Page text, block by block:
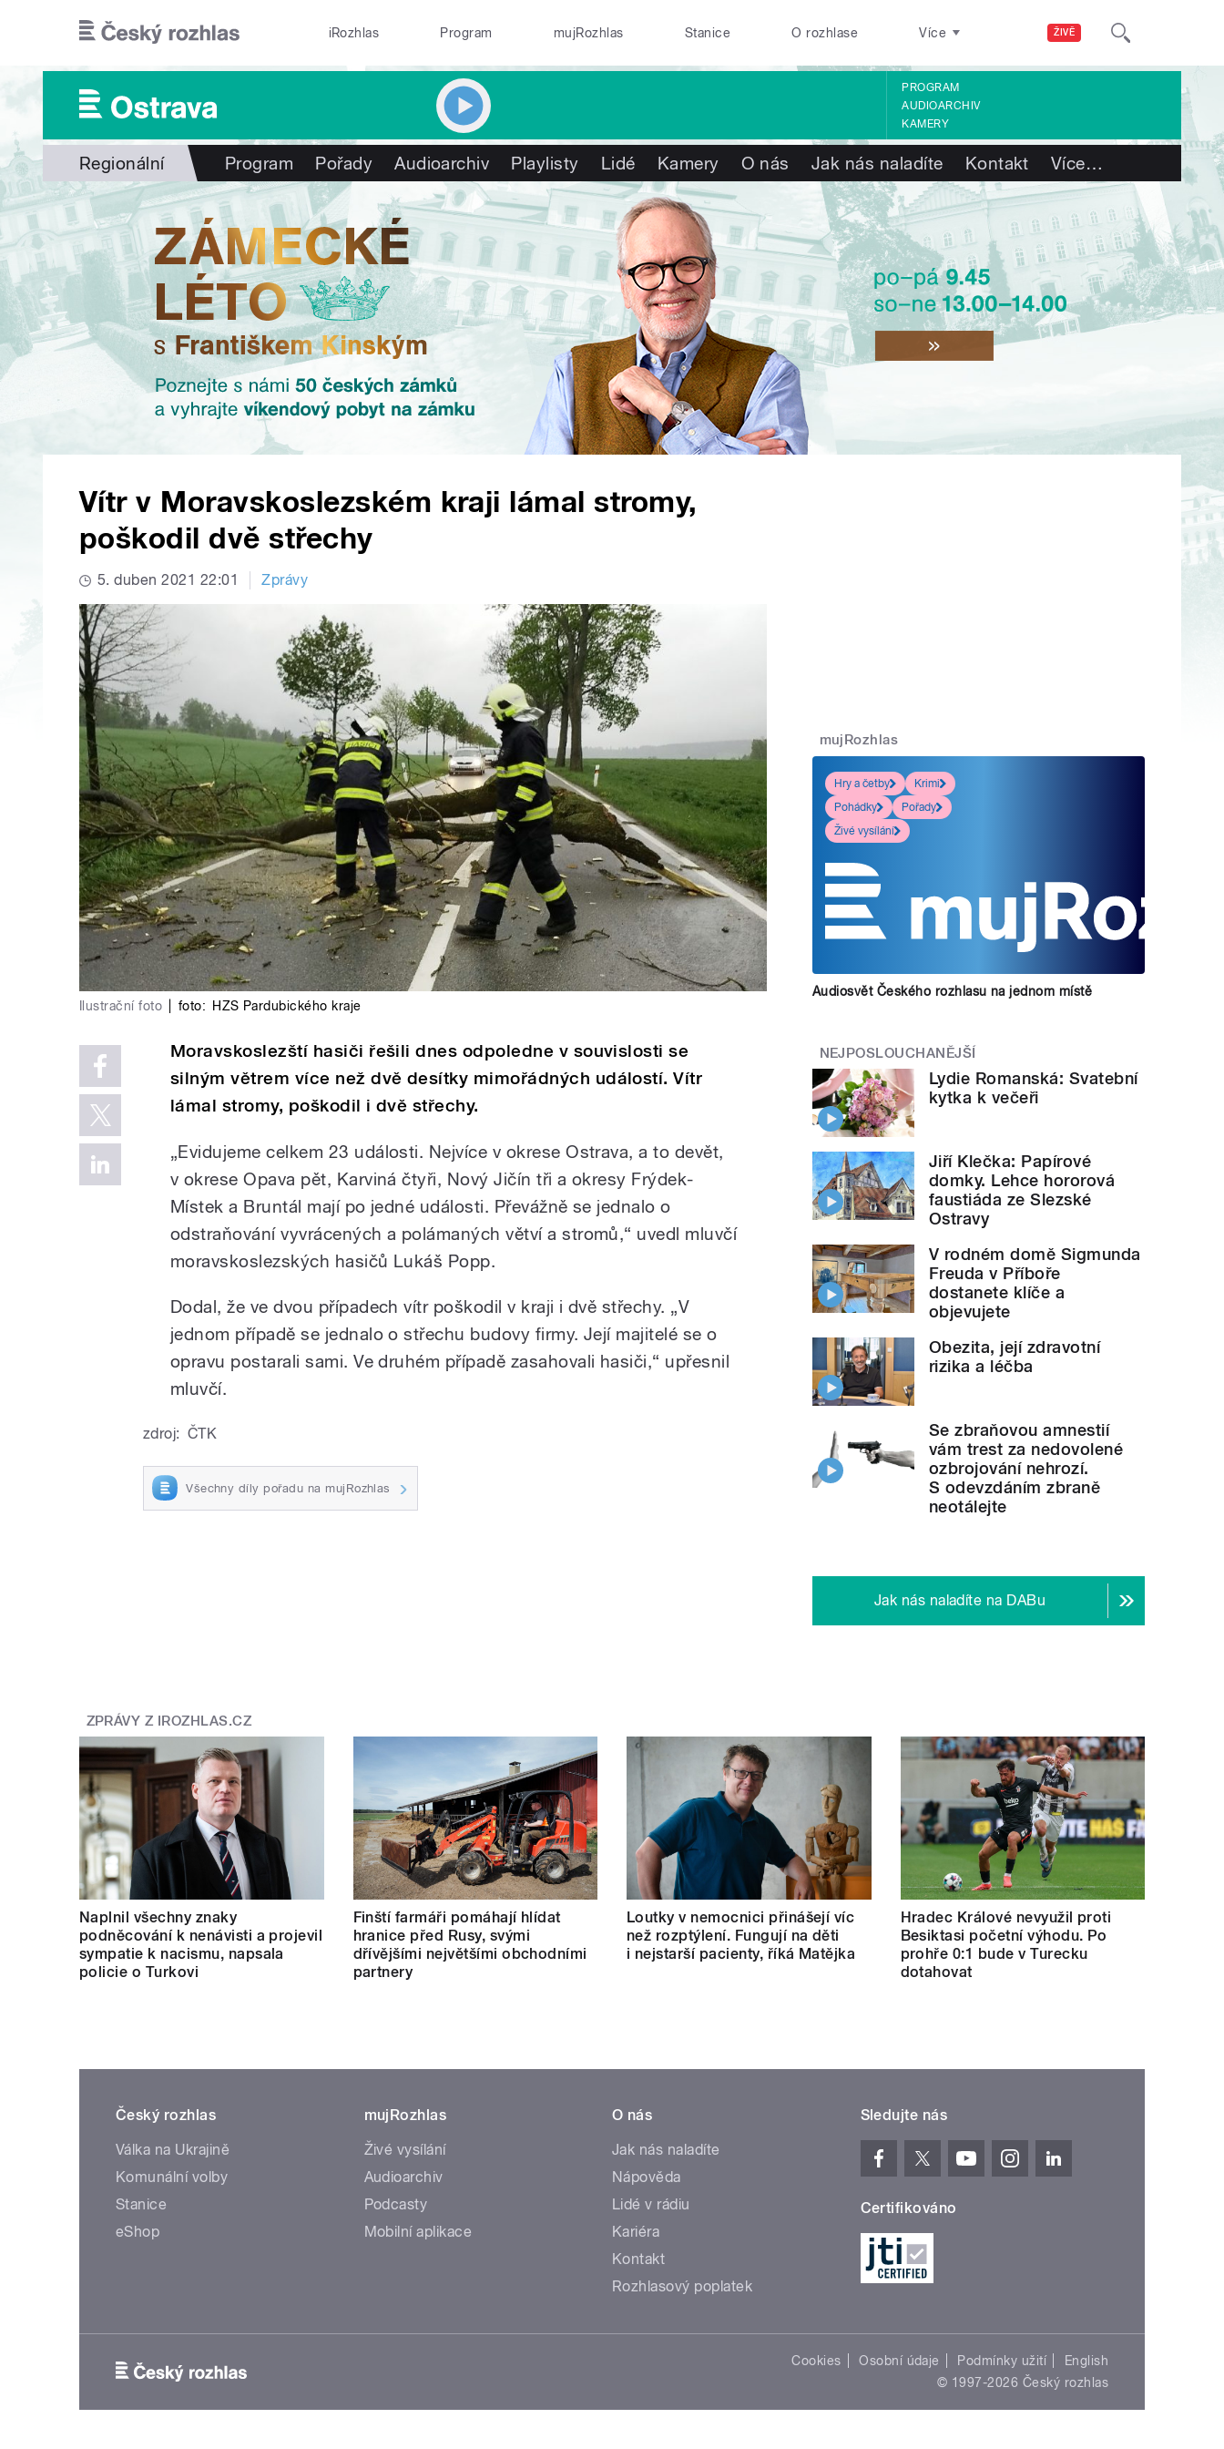
ŽIVĚ
iRozhlas Program mujRozhlas Stanice O rozhlase Více
PROGRAM
AUDIOARCHIV
KAMERY
Regionální Program Pořady Audioarchiv Playlisty Lidé Kamery O nás Jak nás naladíte Kontakt Více…
Vítr v Moravskoslezském kraji lámal stromy,
poškodil dvě střechy
5. duben 2021 22:01 Zprávy
Ilustrační foto foto: HZS Pardubického kraje
Moravskoslezští hasiči řešili dnes odpoledne v souvislosti se
silným větrem více než dvě desítky mimořádných událostí. Vítr
lámal stromy, poškodil i dvě střechy.
„Evidujeme celkem 23 události. Nejvíce v okrese Ostrava, a to devět,
v okrese Opava pět, Karviná čtyři, Nový Jičín tři a okresy Frýdek-
Místek a Bruntál mají po jedné události. Převážně se jednalo o
odstraňování vyvrácených a polámaných větví a stromů,“ uvedl mluvčí
moravskoslezských hasičů Lukáš Popp.
Dodal, že ve dvou případech vítr poškodil v kraji i dvě střechy. „V
jednom případě se jednalo o střechu budovy firmy. Její majitelé se o
opravu postarali sami. Ve druhém případě zasahovali hasiči,“ upřesnil
mluvčí.
zdroj: ČTK
Všechny díly pořadu na mujRozhlas
mujRozhlas
Hry a četby
Krimi
Pohádky
Pořady
Živé vysílání
Audiosvět Českého rozhlasu na jednom místě
NEJPOSLOUCHANĚJŠÍ
Lydie Romanská: Svatební
kytka k večeři
Jiří Klečka: Papírové
domky. Lehce hororová
faustiáda ze Slezské
Ostravy
V rodném domě Sigmunda
Freuda v Příboře
dostanete klíče a
objevujete
Obezita, její zdravotní
rizika a léčba
Se zbraňovou amnestií
vám trest za nedovolené
ozbrojování nehrozí.
S odevzdáním zbraně
neotálejte
Jak nás naladíte na DABu
ZPRÁVY Z IROZHLAS.CZ
Naplnil všechny znaky
podněcování k nenávisti a projevil
sympatie k nacismu, napsala
policie o Turkovi
Finští farmáři pomáhají hlídat
hranice před Rusy, svými
dřívějšími největšími obchodními
partnery
Loutky v nemocnici přinášejí víc
než rozptýlení. Fungují na děti
i nejstarší pacienty, říká Matějka
Hradec Králové nevyužil proti
Besiktasi početní výhodu. Po
prohře 0:1 bude v Turecku
dotahovat
Český rozhlas
Válka na Ukrajině
Komunální volby
Stanice
eShop
mujRozhlas
Živé vysílání
Audioarchiv
Podcasty
Mobilní aplikace
O nás
Jak nás naladíte
Nápověda
Lidé v rádiu
Kariéra
Kontakt
Rozhlasový poplatek
Sledujte nás
Certifikováno
Cookies Osobní údaje Podmínky užití
English
© 1997-2026 Český rozhlas